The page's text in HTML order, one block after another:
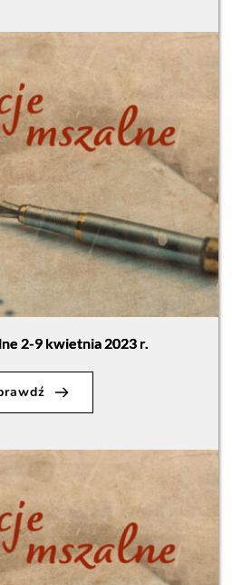
2-9 kwietnia 2023 r.